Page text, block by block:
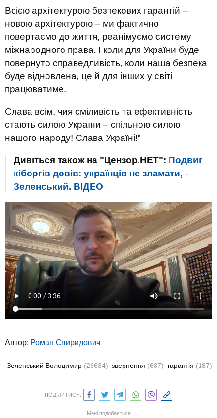
Всією архітектурою безпекових гарантій –
новою архітектурою – ми фактично
повертаємо до життя, реанімуємо систему
міжнародного права. І коли для України буде
повернуто справедливість, коли наша безпека
буде відновлена, це й для інших у світі
працюватиме.
Слава всім, чия сміливість та ефективність
стають силою України – спільною силою
нашого народу! Слава Україні!"
Дивіться також на "Цензор.НЕТ": Подвиг
кіборгів довів: українців не зламати, -
Зеленський. ВIДЕО
Автор: Роман Свиридович
Зеленський Володимир (26634) звернення (687) гарантія (187)
ПОДІЛИТИСЯ:
Мені подобається